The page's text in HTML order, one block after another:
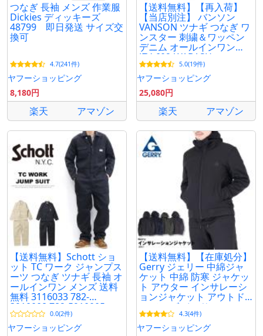
つなぎ 長袖 メンズ 作業服
Dickies ディッキーズ
48799 即日発送 サイズ交
換可
4.7(241件)
ヤフーショッピング
8,180円
楽天 アマゾン
【送料無料】【再入荷】
【当店別注】 バンソン
VANSON ツナギ つなぎ ワ
ンスター 刺繍＆ワッペン
デニム オールインワン
JFV-602-WABASH
5.0(19件)
ヤフーショッピング
25,080円
楽天 アマゾン
【送料無料】Schott ショ
ット TC ワーク ジャンプス
ーツ つなぎ ツナギ 長袖 オ
ールインワン メンズ 送料
無料 3116033 782-
3910008 782-5910005
0.0(2件)
ヤフーショッピング
【送料無料】【在庫処分】
Gerry ジェリー 中綿ジャ
ケット 中綿 防寒 ジャケッ
ト アウター インサレーシ
ョンジャケット アウトド
ア メンズ インサレーショ
ン 4.3(4件)
ヤフーショッピング